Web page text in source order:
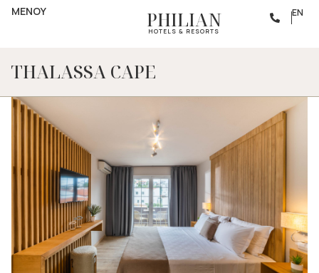
ΜΕΝΟΥ PHILIAN
HOTELS & RESORTS
EN
THALASSA CAPE